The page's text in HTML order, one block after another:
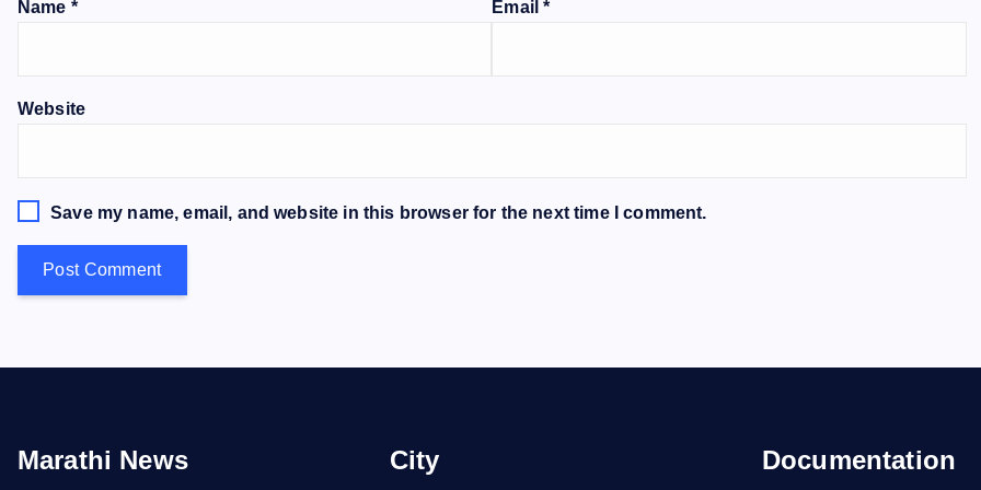
Name * Email*
Website
Save my name, email, and website in this browser for the next time I comment.
Marathi News City Documentation